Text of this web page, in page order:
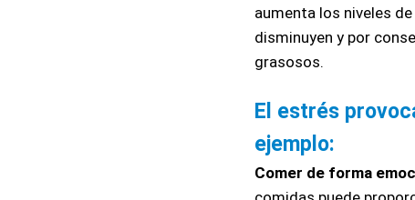
aumenta los niveles
disminuyen y por
grasosos.
El estrés
ejemplo:
Comer de forma